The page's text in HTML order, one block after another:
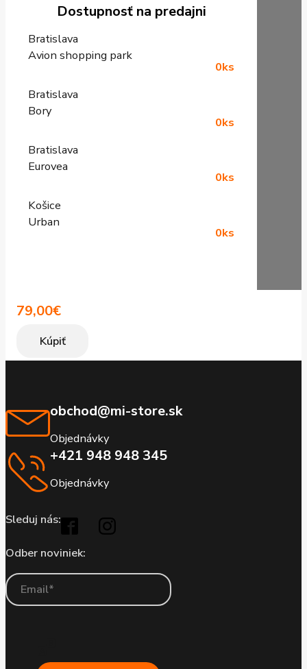
Dostupnosť na predajni
Bratislava
Avion shopping park
0ks
Bratislava
Bory
0ks
Bratislava
Eurovea
0ks
Košice
Urban
0ks
79,00€
Kúpiť
obchod@mi-store.sk
Objednávky
+421 948 948 345
Objednávky
Sleduj nás:
Odber noviniek: